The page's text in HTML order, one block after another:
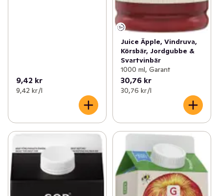
9,42 kr
9,42 kr /l
Juice Äpple, Vindruva,
Körsbär, Jordgubbe &
Svartvinbär
1000 ml, Garant
30,76 kr
30,76 kr /l